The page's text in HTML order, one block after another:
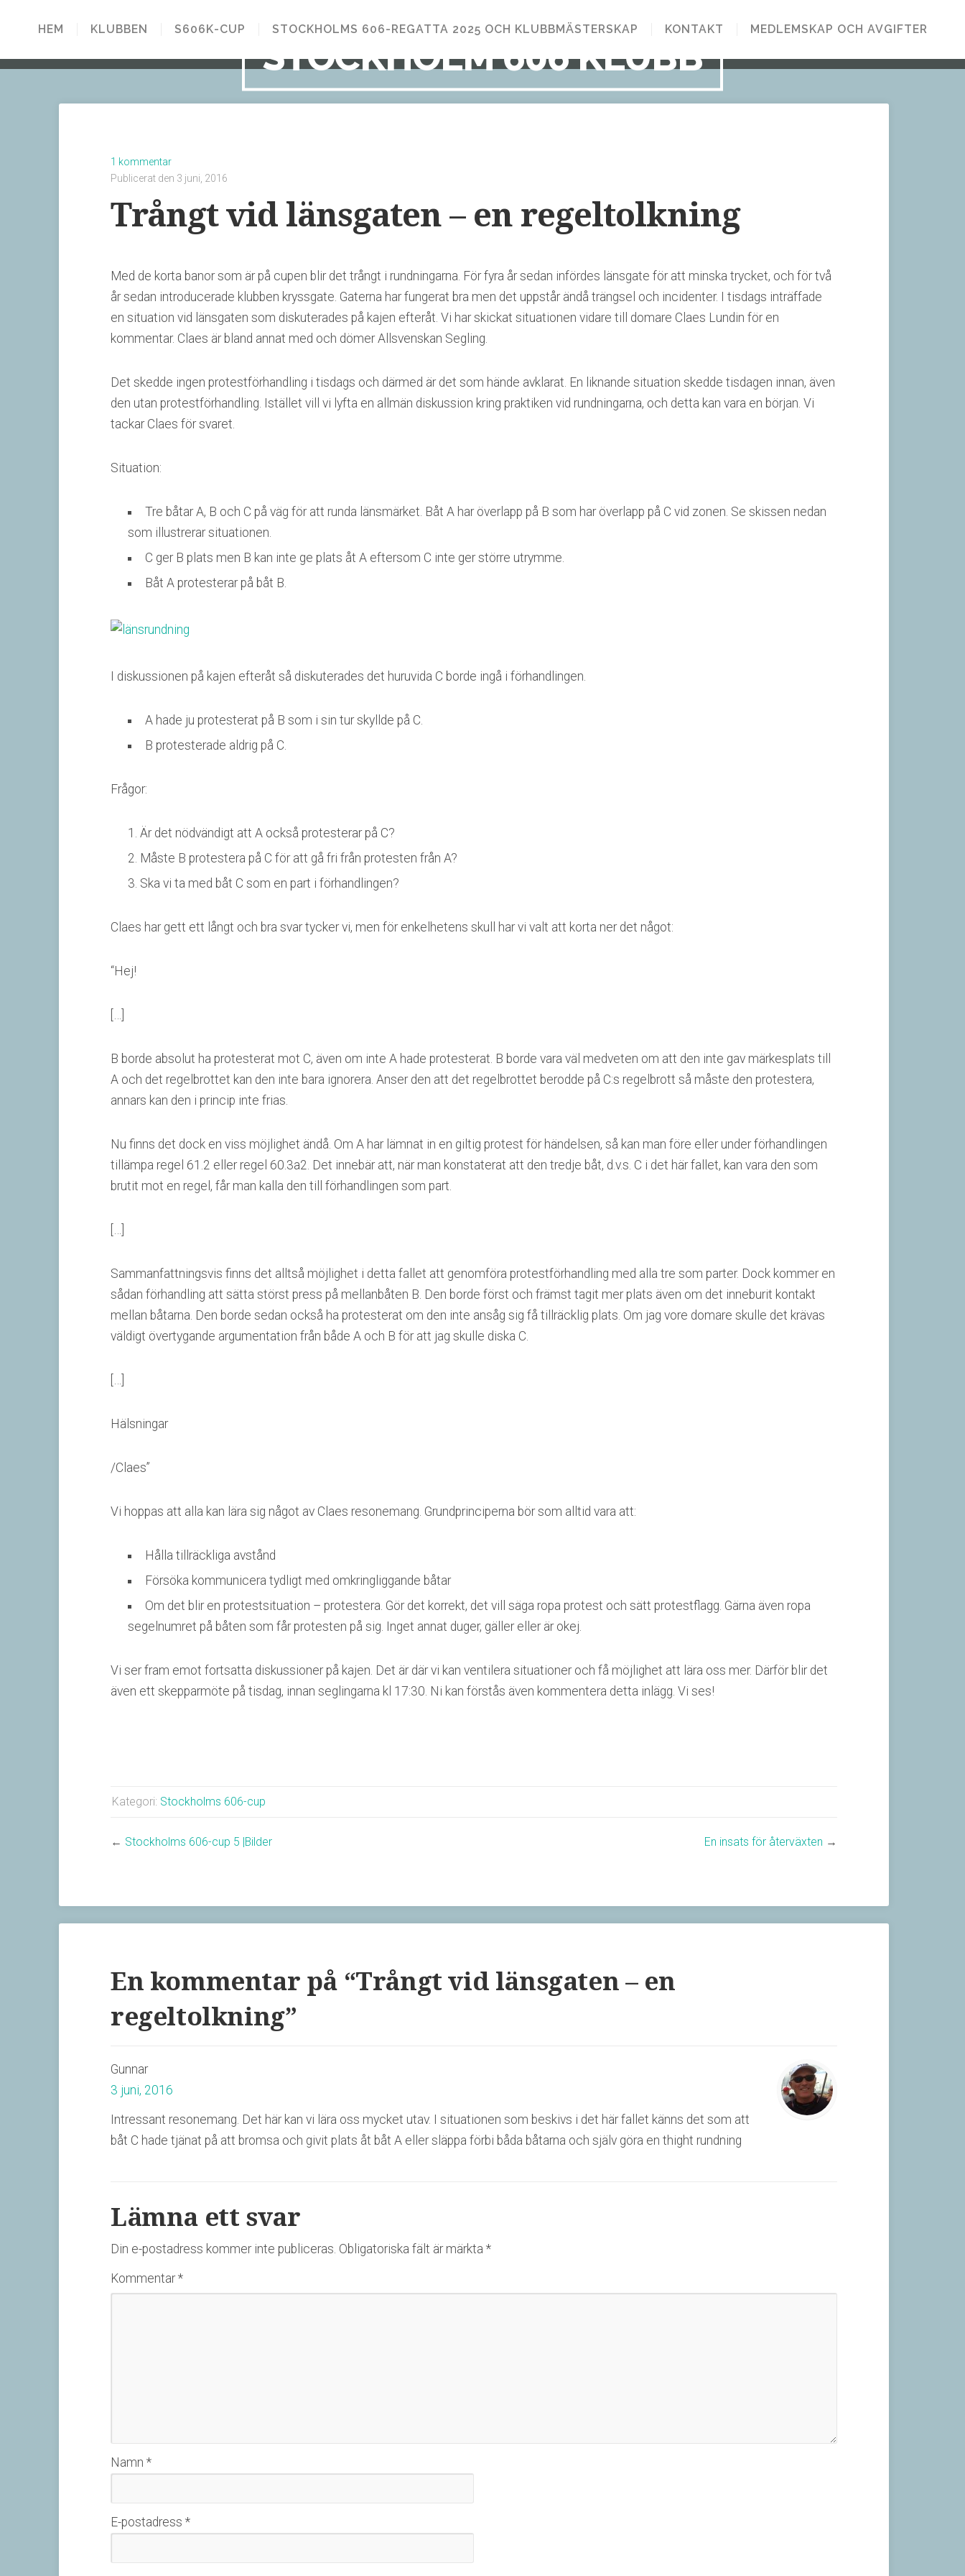
HEM KLUBBEN S606K-CUP STOCKHOLMS 606-REGATTA 2025 OCH KLUBBMÄSTERSKAP KONTAKT MEDLEMSKAP OCH AVGIFTER
STOCKHOLM 606 KLUBB
1 kommentar
Publicerat den 3 juni, 2016
Trångt vid länsgaten – en regeltolkning
Med de korta banor som är på cupen blir det trångt i rundningarna. För fyra år sedan infördes länsgate för att minska trycket, och för två
år sedan introducerade klubben kryssgate. Gaterna har fungerat bra men det uppstår ändå trängsel och incidenter. I tisdags inträffade
en situation vid länsgaten som diskuterades på kajen efteråt. Vi har skickat situationen vidare till domare Claes Lundin för en
kommentar. Claes är bland annat med och dömer Allsvenskan Segling.
Det skedde ingen protestförhandling i tisdags och därmed är det som hände avklarat. En liknande situation skedde tisdagen innan, även
den utan protestförhandling. Istället vill vi lyfta en allmän diskussion kring praktiken vid rundningarna, och detta kan vara en början. Vi
tackar Claes för svaret.
Situation:
Tre båtar A, B och C på väg för att runda länsmärket. Båt A har överlapp på B som har överlapp på C vid zonen. Se skissen nedan
som illustrerar situationen.
C ger B plats men B kan inte ge plats åt A eftersom C inte ger större utrymme.
Båt A protesterar på båt B.
I diskussionen på kajen efteråt så diskuterades det huruvida C borde ingå i förhandlingen.
A hade ju protesterat på B som i sin tur skyllde på C.
B protesterade aldrig på C.
Frågor:
Är det nödvändigt att A också protesterar på C?
Måste B protestera på C för att gå fri från protesten från A?
Ska vi ta med båt C som en part i förhandlingen?
Claes har gett ett långt och bra svar tycker vi, men för enkelhetens skull har vi valt att korta ner det något:
“Hej!
[…]
B borde absolut ha protesterat mot C, även om inte A hade protesterat. B borde vara väl medveten om att den inte gav märkesplats till
A och det regelbrottet kan den inte bara ignorera. Anser den att det regelbrottet berodde på C:s regelbrott så måste den protestera,
annars kan den i princip inte frias.
Nu finns det dock en viss möjlighet ändå. Om A har lämnat in en giltig protest för händelsen, så kan man före eller under förhandlingen
tillämpa regel 61.2 eller regel 60.3a2. Det innebär att, när man konstaterat att den tredje båt, d.v.s. C i det här fallet, kan vara den som
brutit mot en regel, får man kalla den till förhandlingen som part.
[…]
Sammanfattningsvis finns det alltså möjlighet i detta fallet att genomföra protestförhandling med alla tre som parter. Dock kommer en
sådan förhandling att sätta störst press på mellanbåten B. Den borde först och främst tagit mer plats även om det inneburit kontakt
mellan båtarna. Den borde sedan också ha protesterat om den inte ansåg sig få tillräcklig plats. Om jag vore domare skulle det krävas
väldigt övertygande argumentation från både A och B för att jag skulle diska C.
[…]
Hälsningar
/Claes”
Vi hoppas att alla kan lära sig något av Claes resonemang. Grundprinciperna bör som alltid vara att:
Hålla tillräckliga avstånd
Försöka kommunicera tydligt med omkringliggande båtar
Om det blir en protestsituation – protestera. Gör det korrekt, det vill säga ropa protest och sätt protestflagg. Gärna även ropa
segelnumret på båten som får protesten på sig. Inget annat duger, gäller eller är okej.
Vi ser fram emot fortsatta diskussioner på kajen. Det är där vi kan ventilera situationer och få möjlighet att lära oss mer. Därför blir det
även ett skepparmöte på tisdag, innan seglingarna kl 17:30. Ni kan förstås även kommentera detta inlägg. Vi ses!
Kategori: Stockholms 606-cup
← Stockholms 606-cup 5 |Bilder En insats för återväxten →
En kommentar på “Trångt vid länsgaten – en
regeltolkning”
Gunnar
3 juni, 2016
Intressant resonemang. Det här kan vi lära oss mycket utav. I situationen som beskivs i det här fallet känns det som att
båt C hade tjänat på att bromsa och givit plats åt båt A eller släppa förbi båda båtarna och själv göra en thight rundning
Lämna ett svar
Din e-postadress kommer inte publiceras. Obligatoriska fält är märkta *
Kommentar*
Namn *
E-postadress *